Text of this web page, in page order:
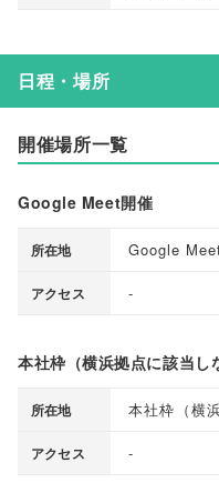
日程・場所
開催場所一覧
Google Meet開催
所在地 Google
アクセス -
本社枠（横浜拠点に該当し
所在地 本社枠 （横
アクセス -